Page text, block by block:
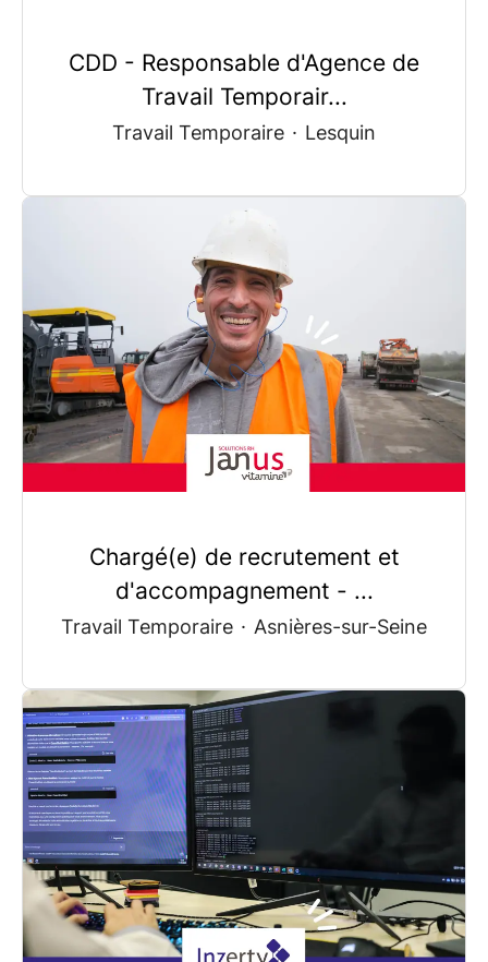
CDD - Responsable d'Agence de
Travail Temporair...
Travail Temporaire · Lesquin
Chargé(e) de recrutement et
d'accompagnement - ...
Travail Temporaire · Asnières-sur-Seine